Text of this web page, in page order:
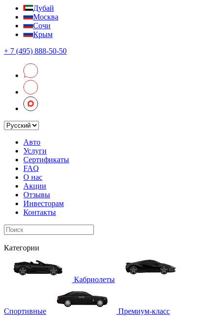
Дубай
Москва
Сочи
Крым
+ 7 (495) 888-50-50
Авто
Услуги
Сертификаты
FAQ
О нас
Акции
Отзывы
Инвесторам
Контакты
Категории
Кабриолеты
Спортивные Премиум-класс